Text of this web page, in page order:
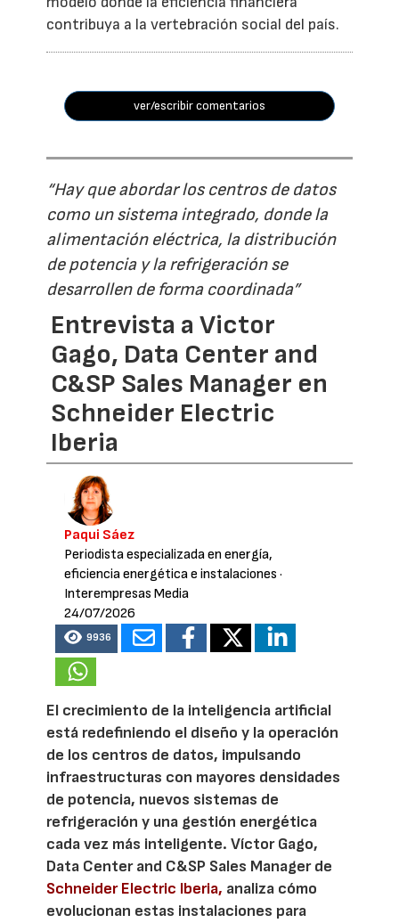
contribuya a la vertebración social del país.
ver/escribir comentarios
“Hay que abordar los centros de datos
como un sistema integrado, donde la
alimentación eléctrica, la distribución
de potencia y la refrigeración se
desarrollen de forma coordinada”
Entrevista a Victor
Gago, Data Center and
C&SP Sales Manager en
Schneider Electric
Iberia
Paqui Sáez
Periodista especializada en energía,
eficiencia energética e instalaciones ·
Interempresas Media
24/07/2026
9936
El crecimiento de la inteligencia artificial
está redefiniendo el diseño y la operación
de los centros de datos, impulsando
infraestructuras con mayores densidades
de potencia, nuevos sistemas de
refrigeración y una gestión energética
cada vez más inteligente. Víctor Gago,
Data Center and C&SP Sales Manager de
Schneider Electric Iberia, analiza cómo
evolucionan estas instalaciones para